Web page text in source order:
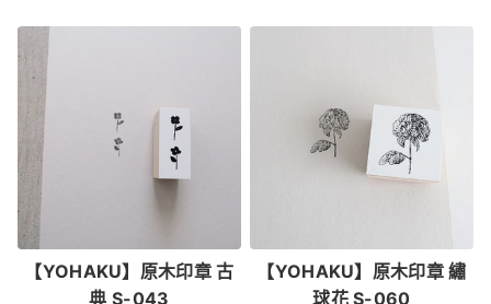
【YOHAKU】原木印章 古
典 S-043
【YOHAKU】原木印章 繡
球花 S-060